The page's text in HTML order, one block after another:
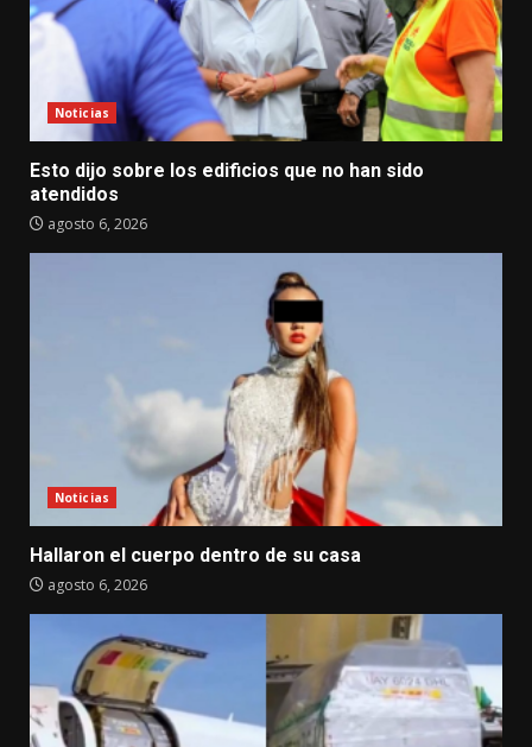
Noticias
Esto dijo sobre los edificios que no han sido
atendidos
agosto 6, 2026
Noticias
Hallaron el cuerpo dentro de su casa
agosto 6, 2026